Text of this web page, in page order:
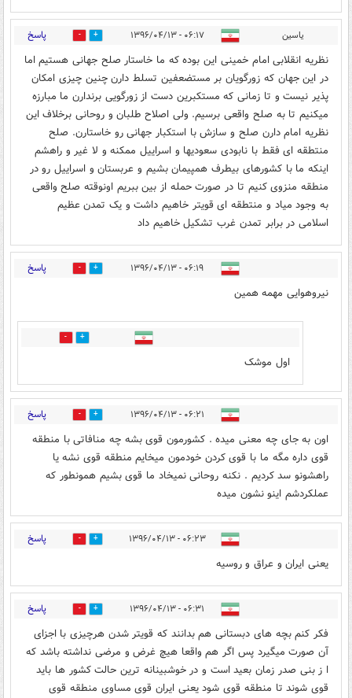
یاسین ۰۶:۱۷ - ۱۳۹۶/۰۴/۱۳ 15 پاسخ
نظریه انقلابی امام خمینی این بوده که ما خاستار صلح جهانی هستیم اما
در این جهان که زورگویان بر مستضعفین تسلط دارن چنین چیزی امکان
پذیر نیست و تا زمانی که مستکبرین دست از زورگویی برندارن ما مبارزه
میکنیم تا به صلح واقعی برسیم. ولی اصلاح طلبان و روحانی برخلاف این
نظریه امام دارن صلح و سازش با استکبار جهانی رو خاستارن. صلح
منتطقه ای فقط با نابودی سعودیها و اسراییل ممکنه و لا غیر و راهشم
اینکه ما با کشورهای بیطرف همپیمان بشیم و عربستان و اسراییل رو در
منطقه منزوی کنیم تا در صورت حمله از بین ببریم اونوقته صلح واقعی
به وجود میاد و منتطقه ای قویتر خاهیم داشت و یک تمدن عظیم
اسلامی در برابر تمدن غرب تشکیل خاهیم داد
۰۶:۱۹ - ۱۳۹۶/۰۴/۱۳ 3 پاسخ
نیروهوایی مهمه همین
6
اول موشک
۰۶:۲۱ - ۱۳۹۶/۰۴/۱۳ 20 پاسخ
اون به جای چه معنی میده . کشورمون قوی بشه چه منافاتی با منطقه
قوی داره مگه ما با قوی کردن خودمون میخایم منطقه قوی نشه یا
راهشونو سد کردیم . نکنه روحانی نمیخاد ما قوی بشیم همونطور که
عملکردشم اینو نشون میده
۰۶:۲۳ - ۱۳۹۶/۰۴/۱۳ 4 پاسخ
یعنی ایران و عراق و روسیه
۰۶:۳۱ - ۱۳۹۶/۰۴/۱۳ 15 پاسخ
فکر کنم بچه های دبستانی هم بدانند که قویتر شدن هرچیزی با اجزای
آن صورت میگیرد پس اگر هم واقعا هیچ غرض و مرضی نداشته باشد که
ا ز بنی صدر زمان بعید است و در خوشبینانه ترین حالت کشور ها باید
قوی شوند تا منطقه قوی شود یعنی ایران قوی مساوی منطقه قوی